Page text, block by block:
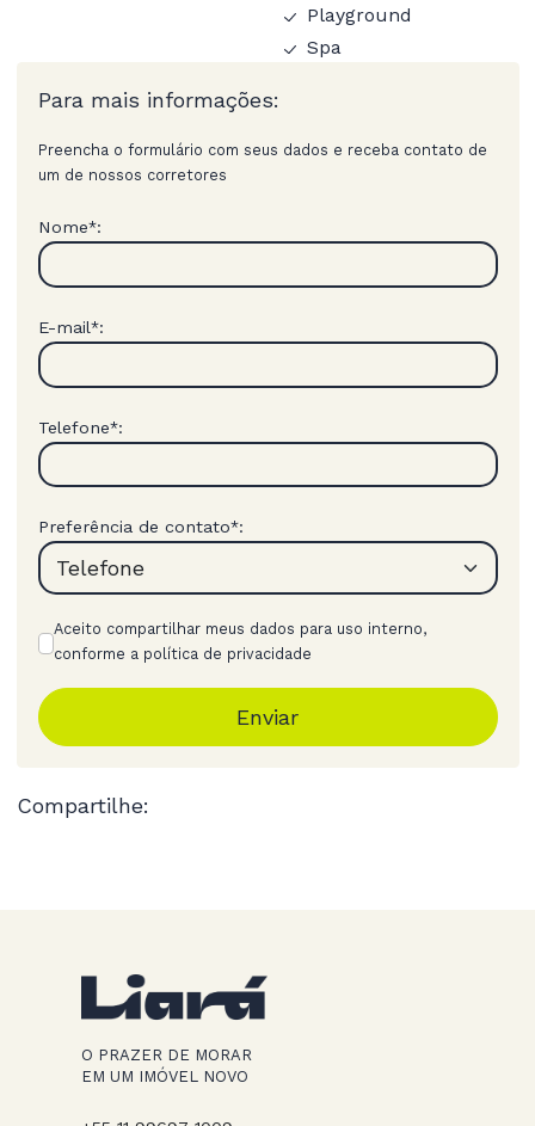
Playground
Spa
Para mais informações:
Preencha o formulário com seus dados e receba contato de
um de nossos corretores
Nome*:
E-mail*:
Telefone*:
Preferência de contato*:
Aceito compartilhar meus dados para uso interno,
conforme a política de privacidade
Enviar
Compartilhe:
O PRAZER DE MORAR
EM UM IMÓVEL NOVO